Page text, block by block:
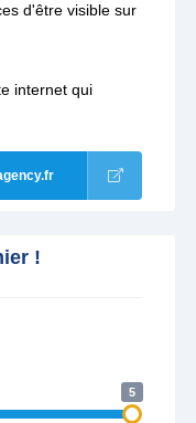
d'être visible sur
internet qui
!
5